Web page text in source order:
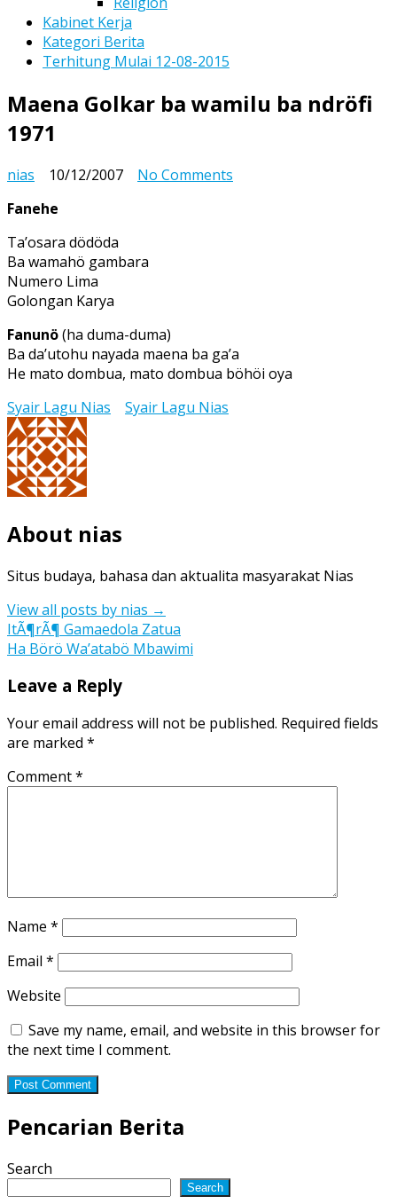
Kabinet Kerja
Kategori Berita
Terhitung Mulai 12-08-2015
Maena Golkar ba wamilu ba ndröfi
1971
nias 10/12/2007 No Comments
Fanehe
Ta’osara dödöda
Ba wamahö gambara
Numero Lima
Golongan Karya
Fanunö(ha duma-duma)
Ba da’utohu nayada maena ba ga’a
He mato dombua, mato dombua böhöi oya
Syair Lagu Nias
Syair Lagu Nias
About nias
Situs budaya, bahasa dan aktualita masyarakat Nias
View all posts by nias →
Post
navigation
ItÃ¶rÃ¶ Gamaedola Zatua
Ha Börö Wa’atabö Mbawimi
Leave a Reply
Your email address will not be published. Required fields
are marked *
Comment*
Name *
Email *
Website
Save my name, email, and website in this browser for
the next time I comment.
Pencarian Berita
Search
Search